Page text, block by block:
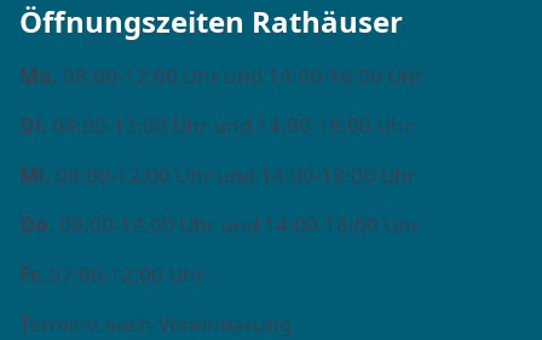
Öffnungszeiten Rathäuser
Mo. 08:00-12:00 Uhr und 14:00-16:00 Uhr
Di. 08:00-12:00 Uhr und 14:00-16:00 Uhr
Mi. 08:00-12:00 Uhr und 14:00-18:00 Uhr
Do. 08:00-12:00 Uhr und 14:00-16:00 Uhr
Fr. 07:00-12:00 Uhr
Termine nach Vereinbarung